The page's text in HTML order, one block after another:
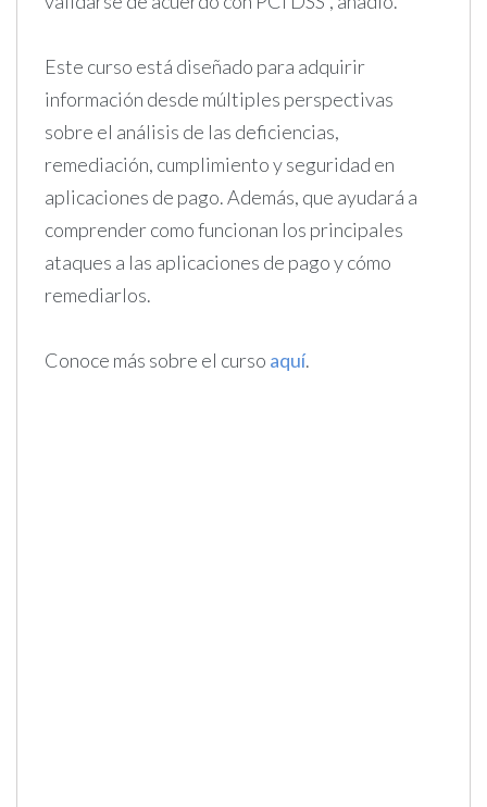
Este curso está diseñado para adquirir
información desde múltiples perspectivas
sobre el análisis de las deficiencias,
remediación, cumplimiento y seguridad en
aplicaciones de pago. Además, que ayudará a
comprender como funcionan los principales
ataques a las aplicaciones de pago y cómo
remediarlos.
Conoce más sobre el curso aquí.